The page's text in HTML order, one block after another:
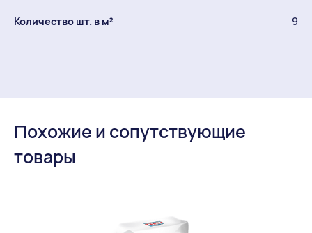
Количество шт. в м² 9
Похожие и сопутствующие
товары